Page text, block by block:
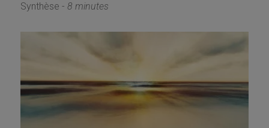
Synthèse - 8 minutes